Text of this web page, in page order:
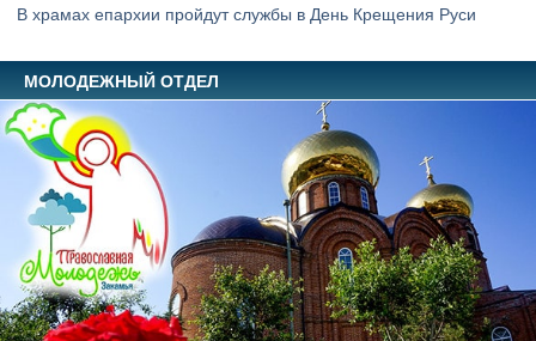
В храмах епархии пройдут службы в День Крещения Руси
МОЛОДЕЖНЫЙ ОТДЕЛ